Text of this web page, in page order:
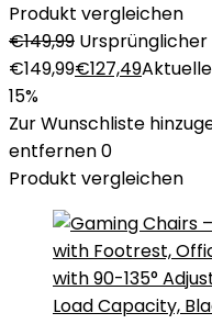
Produkt vergleichen
€149,99 Ursprünglicher
€149,99€127,49
15%
Zur Wunschliste
entfernen0
Produkt vergleichen